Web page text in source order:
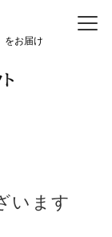
をお届け
います